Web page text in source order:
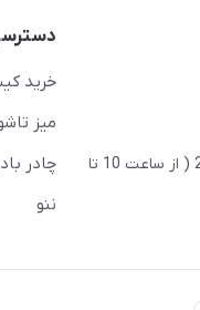
تهران،ضلع شرقی میدان منیریه،پلاک5،واحد2 ( از ساعت 10 تا
خرید
میز
چادر
ننو